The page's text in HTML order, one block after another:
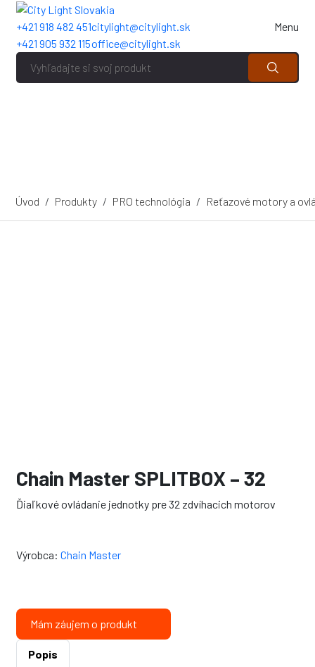
Menu
+421 918 482 451
+421 905 932 115
citylight@citylight.sk
office@citylight.sk
Úvod Produkty PRO technológia Reťazové motory a
Chain Master SPLITBOX – 32
Ďiaľkové ovládanie jednotky pre 32 zdvíhacich motorov
Výrobca:Chain Master
Mám záujem o produkt
Popis